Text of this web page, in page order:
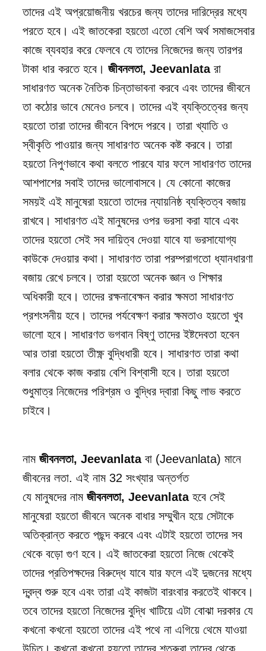
তাদের এই অপ্রয়োজনীয় খরচের জন্য তাদের দারিদ্রের মধ্যে
পরতে হবে। এই জাতকেরা হয়তো এতো বেশি অর্থ সমাজসেবার
কাজে ব্যবহার করে ফেলবে যে তাদের নিজেদের জন্য তারপর
টাকা ধার করতে হবে।জীবনলতা, Jeevanlataরা
সাধারণত অনেক নৈতিক চিন্তাভাবনা করবে এবং তাদের জীবনে
তা কঠোর ভাবে মেনেও চলবে। তাদের এই ব্যক্তিত্বের জন্য
হয়তো তারা তাদের জীবনে বিপদে পরবে। তারা খ্যাতি ও
স্বীকৃতি পাওয়ার জন্য সাধারণত অনেক কষ্ট করবে। তারা
হয়তো নিপুণভাবে কথা বলতে পারবে যার ফলে সাধারণত তাদের
আশপাশের সবাই তাদের ভালোবাসবে। যে কোনো কাজের
সময়ই এই মানুষেরা হয়তো তাদের ন্যায়নিষ্ঠ ব্যক্তিত্ব বজায়
রাখবে। সাধারণত এই মানুষদের ওপর ভরসা করা যাবে এবং
তাদের হয়তো সেই সব দায়িত্ব দেওয়া যাবে যা ভরসাযোগ্য
কাউকে দেওয়ার কথা। সাধারণত তারা পরম্পরাগতো ধ্যানধারণা
বজায় রেখে চলবে। তারা হয়তো অনেক জ্ঞান ও শিক্ষার
অধিকারী হবে। তাদের রক্ষনাবেক্ষন করার ক্ষমতা সাধারণত
প্রশংসনীয় হবে। তাদের পর্যবেক্ষণ করার ক্ষমতাও হয়তো খুব
ভালো হবে। সাধারণত ভগবান বিষ্ণু তাদের ইষ্টদেবতা হবেন
আর তারা হয়তো তীক্ষ্ণ বুদ্ধিধারী হবে। সাধারণত তারা কথা
বলার থেকে কাজ করায় বেশি বিশ্বাসী হবে। তারা হয়তো
শুধুমাত্র নিজেদের পরিশ্রম ও বুদ্ধির দ্বারা কিছু লাভ করতে
চাইবে।
নামজীবনলতা, Jeevanlataবা (Jeevanlata) মানে
জীবনের লতা. এই নাম 32 সংখ্যার অন্তর্গত
যে মানুষদের নামজীবনলতা, Jeevanlataহবে সেই
মানুষেরা হয়তো জীবনে অনেক বাধার সম্মুখীন হয়ে সেটাকে
অতিক্রান্ত করতে পছন্দ করবে এবং এটাই হয়তো তাদের সব
থেকে বড়ো গুণ হবে। এই জাতকেরা হয়তো নিজে থেকেই
তাদের প্রতিপক্ষদের বিরুদ্ধে যাবে যার ফলে এই দুজনের মধ্যে
দ্বন্দ্ব শুরু হবে এবং তারা এই কাজটা বারংবার করতেই থাকবে।
তবে তাদের হয়তো নিজেদের বুদ্ধি খাটিয়ে এটা বোঝা দরকার যে
কখনো কখনো হয়তো তাদের এই পথে না এগিয়ে থেমে যাওয়া